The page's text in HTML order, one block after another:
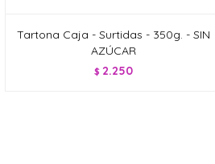
Tartona Caja - Surtidas - 350g. - SIN
AZÚCAR
$ 2.250